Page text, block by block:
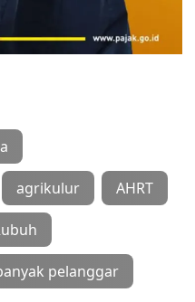
agrikulur AHRT
pelanggar